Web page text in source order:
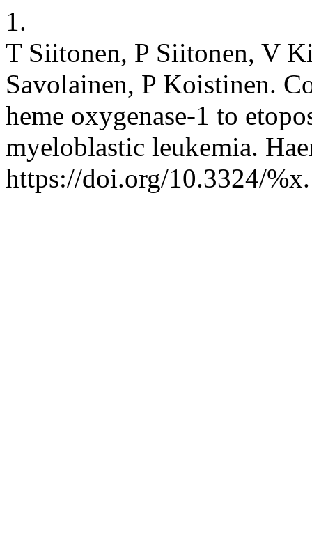
1.
T Siitonen, P Siitonen, V
Savolainen, P Koistinen.
heme oxygenase-1 to
myeloblastic leukemia.
https://doi.org/10.3324/%x.